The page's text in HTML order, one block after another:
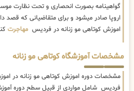
گواهینامه بصورت انحصاری و تحت نظارت
اروپا صادر میشود و برای متقاضیانی که قصد
اموزش کوتاهی مو زنانه در فردیس مهاجرت
مشخصات آموزشگاه کوتاهی مو زنانه
مشخصات دوره اموزش کوتاهی مو زنانه در
فردیس شامل مواردی از قبیل سطح دوره